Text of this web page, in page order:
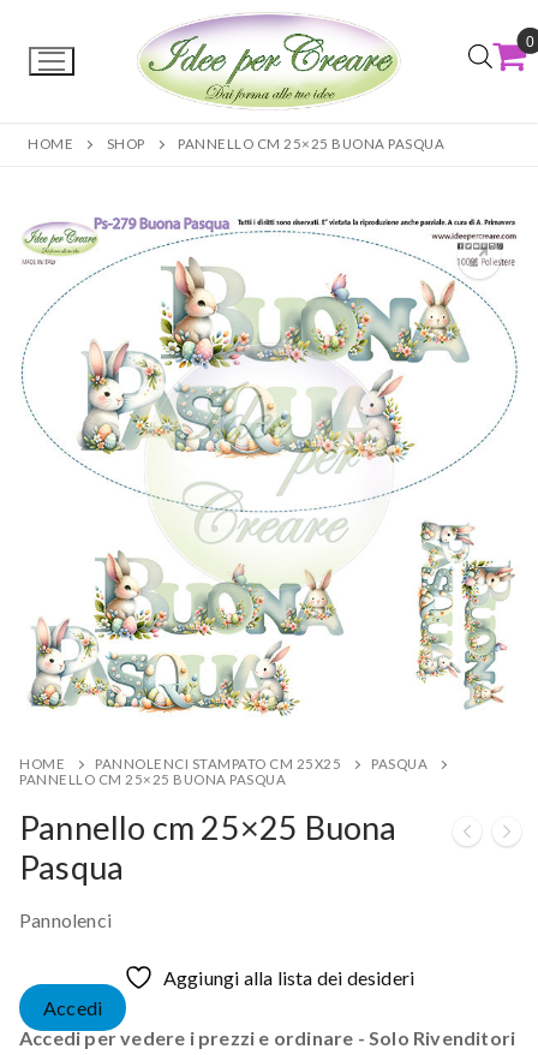
0
HOME SHOP PANNELLO CM 25×25 BUONA PASQUA
HOME PANNOLENCI STAMPATO CM 25X25
PASQUA
PANNELLO CM 25×25 BUONA PASQUA
Pannello cm 25×25 Buona
Pasqua
Pannolenci
Aggiungi alla lista dei desideri
Accedi
Accedi per vedere i prezzi e ordinare - Solo Rivenditori